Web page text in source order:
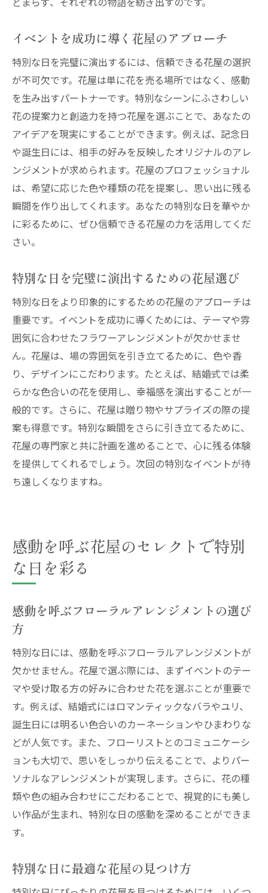
イベントを成功に導く花屋のアプローチ
特別な日を完璧に演出するには、信頼できる花屋の選択
が不可欠です。花屋は単に花を売る場所ではなく、感動
を生み出すパートナーです。特別なシーンにふさわしい
花の提案力と創造力を持つ花屋を選ぶことで、あなたの
アイデアを現実にすることができます。例えば、記念日
や誕生日には、相手の好みを反映したオリジナルのアレ
ンジメントが求められます。花屋のプロフェッショナル
は、希望に応じた色や種類の花を提案し、思い出に残る
瞬間を作り出してくれます。あなたの特別な日を華やか
に彩るために、ぜひ信頼できる花屋の力を活用してくだ
さい。
特別な日を完璧に演出するための花屋選び
特別な日をより印象的にするための花屋のアプローチは
重要です。イベントを成功に導くためには、テーマや雰
囲気に合わせたフラワーアレンジメントが欠かせませ
ん。花屋は、場の雰囲気を引き立てるために、色や香
り、デザインにこだわります。たとえば、結婚式では柔
らかな色合いの花を使用し、幸福感を演出することが一
般的です。さらに、花屋は贈り物やサプライズの際の提
案も得意です。特別な瞬間をさらに引き立てるために、
花屋の専門家と共に計画を進めることで、心に残る体験
を提供してくれるでしょう。次回の特別なイベントが待
ち遠しくなりますね。
感動を呼ぶ花屋のセレクトで特別
な日を彩る
感動を呼ぶフローラルアレンジメントの選び
方
特別な日には、感動を呼ぶフローラルアレンジメントが
欠かせません。花屋で選ぶ際には、まずイベントのテー
マや受け取る方の好みに合わせた花を選ぶことが重要で
す。例えば、結婚式にはロマンティックなバラやユリ、
誕生日には明るい色合いのカーネーションやひまわりな
どが人気です。また、フローリストとのコミュニケーシ
ョンも大切で、思いをしっかり伝えることで、よりパー
ソナルなアレンジメントが実現します。さらに、花の種
類や色の組み合わせにこだわることで、視覚的にも美し
い作品が生まれ、特別な日の感動を深めることができま
す。
特別な日に最適な花屋の見つけ方